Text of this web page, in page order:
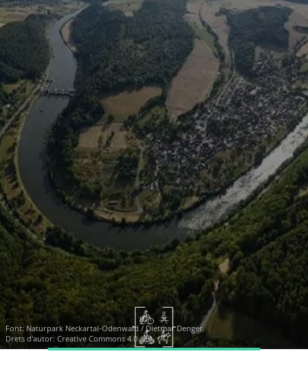
Font: Naturpark Neckartal-Odenwald / Dietmar Denger
Drets d'autor: Creative Commons 4.0